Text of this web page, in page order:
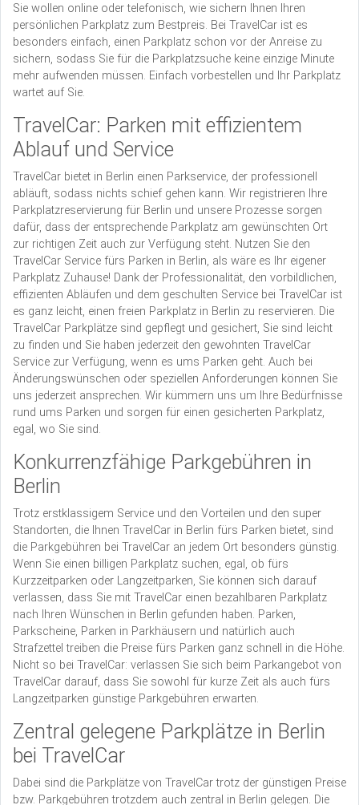
Sie wollen online oder telefonisch, wie sichern Ihnen Ihren
persönlichen Parkplatz zum Bestpreis. Bei TravelCar ist es
besonders einfach, einen Parkplatz schon vor der Anreise zu
sichern, sodass Sie für die Parkplatzsuche keine einzige Minute
mehr aufwenden müssen. Einfach vorbestellen und Ihr Parkplatz
wartet auf Sie.
TravelCar: Parken mit effizientem
Ablauf und Service
TravelCar bietet in Berlin einen Parkservice, der professionell
abläuft, sodass nichts schief gehen kann. Wir registrieren Ihre
Parkplatzreservierung für Berlin und unsere Prozesse sorgen
dafür, dass der entsprechende Parkplatz am gewünschten Ort
zur richtigen Zeit auch zur Verfügung steht. Nutzen Sie den
TravelCar Service fürs Parken in Berlin, als wäre es Ihr eigener
Parkplatz Zuhause! Dank der Professionalität, den vorbildlichen,
effizienten Abläufen und dem geschulten Service bei TravelCar ist
es ganz leicht, einen freien Parkplatz in Berlin zu reservieren. Die
TravelCar Parkplätze sind gepflegt und gesichert, Sie sind leicht
zu finden und Sie haben jederzeit den gewohnten TravelCar
Service zur Verfügung, wenn es ums Parken geht. Auch bei
Änderungswünschen oder speziellen Anforderungen können Sie
uns jederzeit ansprechen. Wir kümmern uns um Ihre Bedürfnisse
rund ums Parken und sorgen für einen gesicherten Parkplatz,
egal, wo Sie sind.
Konkurrenzfähige Parkgebühren in
Berlin
Trotz erstklassigem Service und den Vorteilen und den super
Standorten, die Ihnen TravelCar in Berlin fürs Parken bietet, sind
die Parkgebühren bei TravelCar an jedem Ort besonders günstig.
Wenn Sie einen billigen Parkplatz suchen, egal, ob fürs
Kurzzeitparken oder Langzeitparken, Sie können sich darauf
verlassen, dass Sie mit TravelCar einen bezahlbaren Parkplatz
nach Ihren Wünschen in Berlin gefunden haben. Parken,
Parkscheine, Parken in Parkhäusern und natürlich auch
Strafzettel treiben die Preise fürs Parken ganz schnell in die Höhe.
Nicht so bei TravelCar: verlassen Sie sich beim Parkangebot von
TravelCar darauf, dass Sie sowohl für kurze Zeit als auch fürs
Langzeitparken günstige Parkgebühren erwarten.
Zentral gelegene Parkplätze in Berlin
bei TravelCar
Dabei sind die Parkplätze von TravelCar trotz der günstigen Preise
bzw. Parkgebühren trotzdem auch zentral in Berlin gelegen. Die